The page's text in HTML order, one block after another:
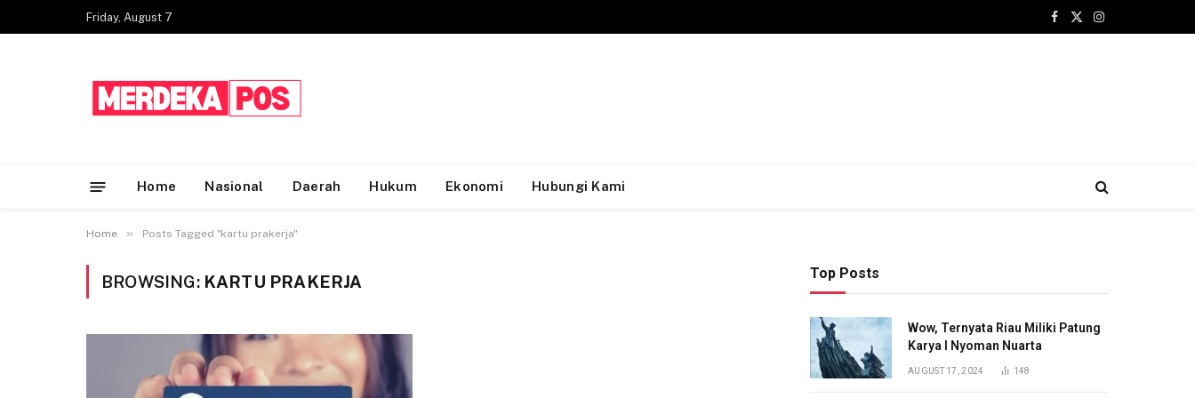
Friday, August 7
Facebook
X
Instagram
Home Nasional Daerah Hukum Ekonomi Hubungi Kami
Home » Posts Tagged "kartu prakerja"
BROWSING: KARTU PRAKERJA Top Posts
Wow, Ternyata Riau Miliki Patung
Karya I Nyoman Nuarta
AUGUST 17, 2024 148